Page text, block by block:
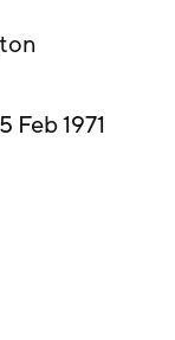
1971